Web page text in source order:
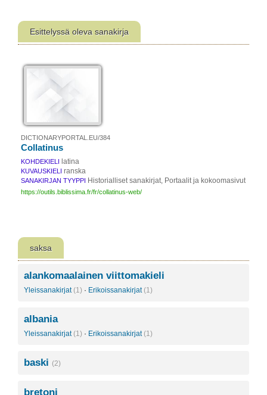
Esittelyssä oleva sanakirja
DICTIONARYPORTAL.EU/384
Collatinus
KOHDEKIELI latina
KUVAUSKIELI ranska
SANAKIRJAN TYYPPI Historialliset sanakirjat, Portaalit ja kokoomasivut
https://outils.biblissima.fr/fr/collatinus-web/
saksa
alankomaalainen viittomakieli
Yleissanakirjat (1) · Erikoissanakirjat (1)
albania
Yleissanakirjat (1) · Erikoissanakirjat (1)
baski (2)
bretoni